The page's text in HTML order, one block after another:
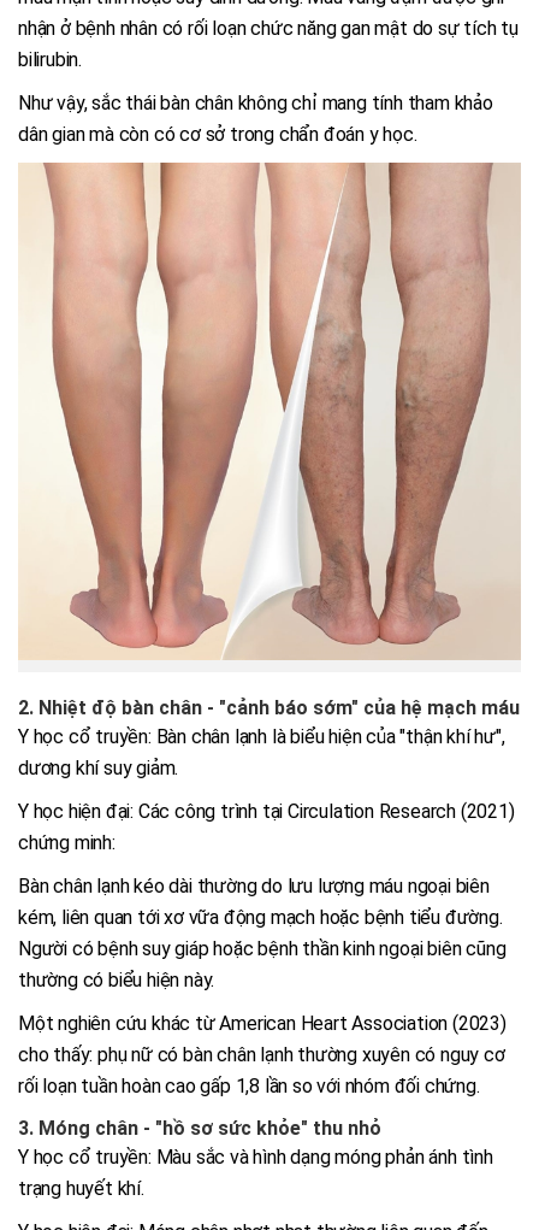
nhận ở bệnh nhân có rối loạn chức năng gan mật do sự tích tụ
bilirubin.
Như vậy, sắc thái bàn chân không chỉ mang tính tham khảo
dân gian mà còn có cơ sở trong chẩn đoán y học.
2. Nhiệt độ bàn chân - "cảnh báo sớm" của hệ mạch máu
Y học cổ truyền: Bàn chân lạnh là biểu hiện của "thận khí hư",
dương khí suy giảm.
Y học hiện đại: Các công trình tại Circulation Research (2021)
chứng minh:
Bàn chân lạnh kéo dài thường do lưu lượng máu ngoại biên
kém, liên quan tới xơ vữa động mạch hoặc bệnh tiểu đường.
Người có bệnh suy giáp hoặc bệnh thần kinh ngoại biên cũng
thường có biểu hiện này.
Một nghiên cứu khác từ American Heart Association (2023)
cho thấy: phụ nữ có bàn chân lạnh thường xuyên có nguy cơ
rối loạn tuần hoàn cao gấp 1,8 lần so với nhóm đối chứng.
3. Móng chân - "hồ sơ sức khỏe" thu nhỏ
Y học cổ truyền: Màu sắc và hình dạng móng phản ánh tình
trạng huyết khí.